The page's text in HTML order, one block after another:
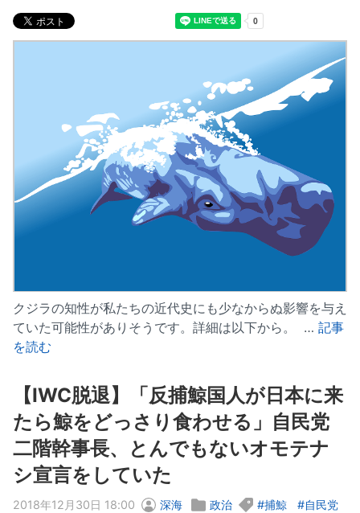
クジラの知性が私たちの近代史にも少なからぬ影響を与え
ていた可能性がありそうです。詳細は以下から。 … 記事
を読む
【IWC脱退】「反捕鯨国人が日本に来
たら鯨をどっさり食わせる」自民党
二階幹事長、とんでもないオモテナ
シ宣言をしていた
2018年12月30日 18:00 深海 政治 捕鯨 自民党